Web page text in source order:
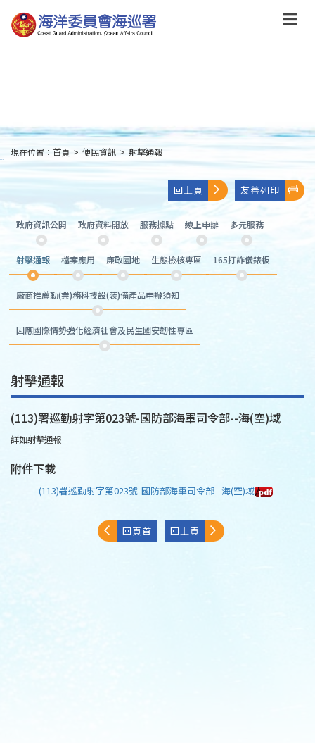
到
主
:::
現在位置： 首頁 > 便民資訊 > 射擊通報
回上頁 友善列印
政府資訊公開 政府資料開放 服務據點 線上申辦 多元服務
射擊通報 檔案應用 廉政園地 生態檢核專區 165打詐儀錶板
廠商推薦勤(業)務科技設(裝)備產品申辦須知
因應國際情勢強化經濟社會及民生國安韌性專區
射擊通報
(113)署巡勤射字第023號-國防部海軍司令部--海(空)域
詳如射擊通報
附件下載
(113)署巡勤射字第023號-國防部海軍司令部--海(空)域
回頁首 回上頁